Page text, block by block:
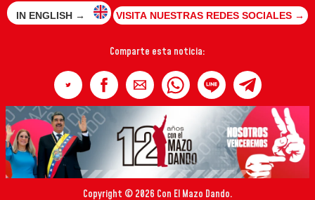
IN ENGLISH → VISITA NUESTRAS REDES SOCIALES →
Comparte esta noticia:
Copyright © 2026 Con El Mazo Dando.